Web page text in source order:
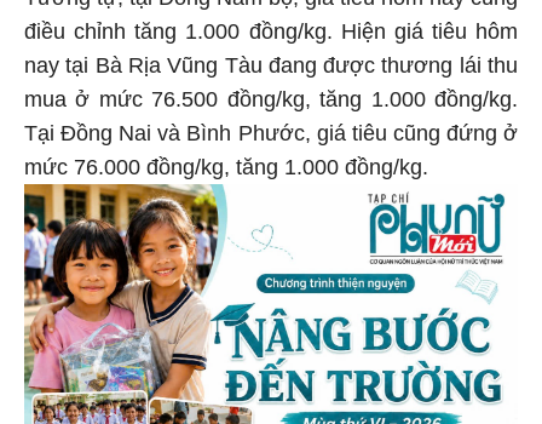
điều chỉnh tăng 1.000 đồng/kg. Hiện giá tiêu hôm
nay tại Bà Rịa Vũng Tàu đang được thương lái thu
mua ở mức 76.500 đồng/kg, tăng 1.000 đồng/kg.
Tại Đồng Nai và Bình Phước, giá tiêu cũng đứng ở
mức 76.000 đồng/kg, tăng 1.000 đồng/kg.